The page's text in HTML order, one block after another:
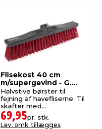
Flisekost 40 cm
m/supergevind - G.
Funder
Halvstive børster til
fejning af havefliserne. Til
skafter med
supergevind.
69,95pr. stk.
Lev. omk. tillægges